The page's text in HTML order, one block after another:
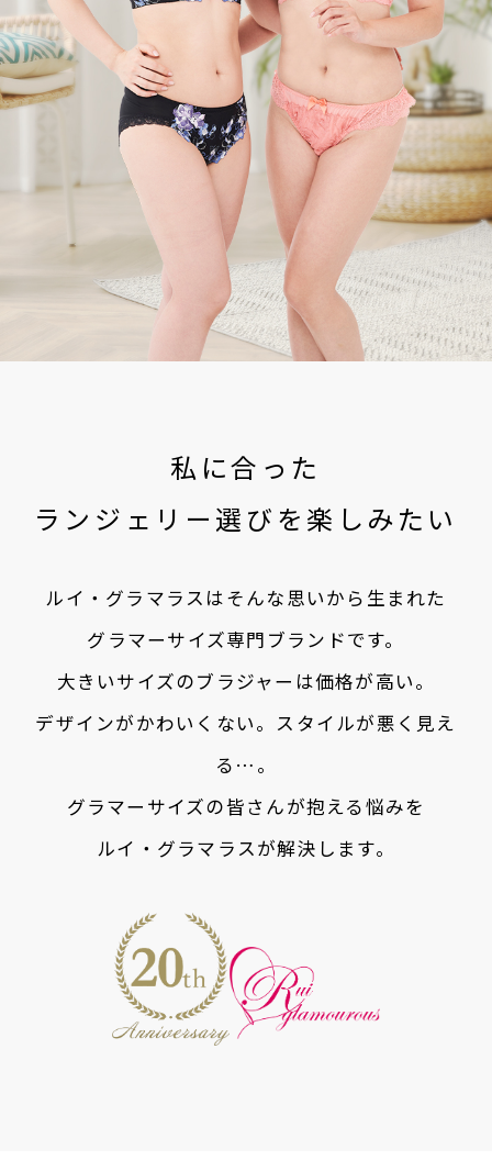
私に合った
ランジェリー選びを楽しみたい
ルイ・グラマラスはそんな思いから生まれた
グラマーサイズ専門ブランドです。
大きいサイズのブラジャーは価格が高い。
デザインがかわいくない。スタイルが悪く見え
る…。
グラマーサイズの皆さんが抱える悩みを
ルイ・グラマラスが解決します。